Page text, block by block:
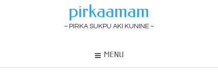
pirkaamam
~ PIRKA SUKPU AKI KUNINE ~
MENU